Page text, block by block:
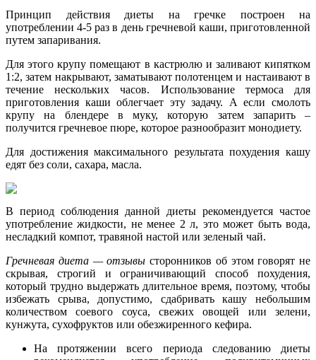
Принцип действия диеты на гречке построен на
употреблении 4-5 раз в день гречневой каши, приготовленной
путем запаривания.
Для этого крупу помещают в кастрюлю и заливают кипятком
1:2, затем накрывают, заматывают полотенцем и настаивают в
течение нескольких часов. Использование термоса для
приготовления каши облегчает эту задачу. А если смолоть
крупу на блендере в муку, которую затем запарить –
получится гречневое пюре, которое разнообразит монодиету.
Для достижения максимального результата похудения кашу
едят без соли, сахара, масла.
В период соблюдения данной диеты рекомендуется частое
употребление жидкости, не менее 2 л, это может быть вода,
несладкий компот, травяной настой или зеленый чай.
Гречневая диета — отзывы сторонников об этом говорят не
скрывая, строгий и ограничивающий способ похудения,
который трудно выдержать длительное время, поэтому, чтобы
избежать срыва, допустимо, сдабривать кашу небольшим
количеством соевого соуса, свежих овощей или зелени,
кунжута, сухофруктов или обезжиренного кефира.
На протяжении всего периода следованию диеты